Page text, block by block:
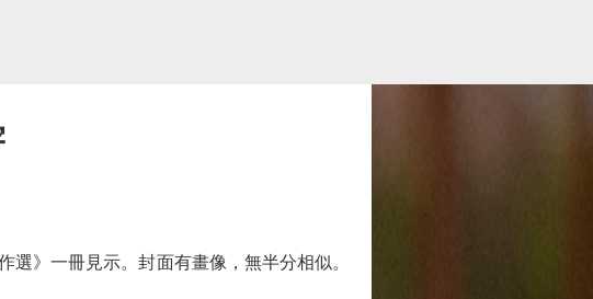
》一冊見示。封面有畫像，無半分相似。